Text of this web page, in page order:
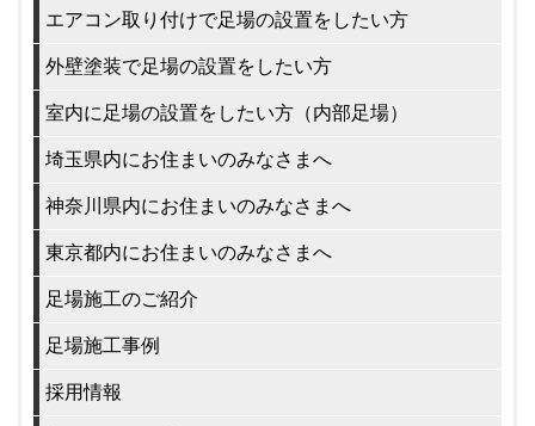
エアコン取り付けで足場の設置をしたい方
外壁塗装で足場の設置をしたい方
室内に足場の設置をしたい方（内部足場）
埼玉県内にお住まいのみなさまへ
神奈川県内にお住まいのみなさまへ
東京都内にお住まいのみなさまへ
足場施工のご紹介
足場施工事例
採用情報